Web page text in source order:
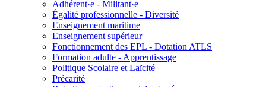
Adhérent·e - Militant·e
Égalité professionnelle - Diversité
Enseignement maritime
Enseignement supérieur
Fonctionnement des EPL - Dotation ATLS
Formation adulte - Apprentissage
Politique Scolaire et Laïcité
Précarité